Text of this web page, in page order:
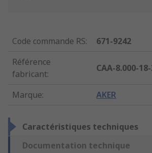
Code commande RS:
671-9242
Référence
fabricant:
CAA-8.000-
Marque: AKER
Caractéristiques techniques
Documentation technique